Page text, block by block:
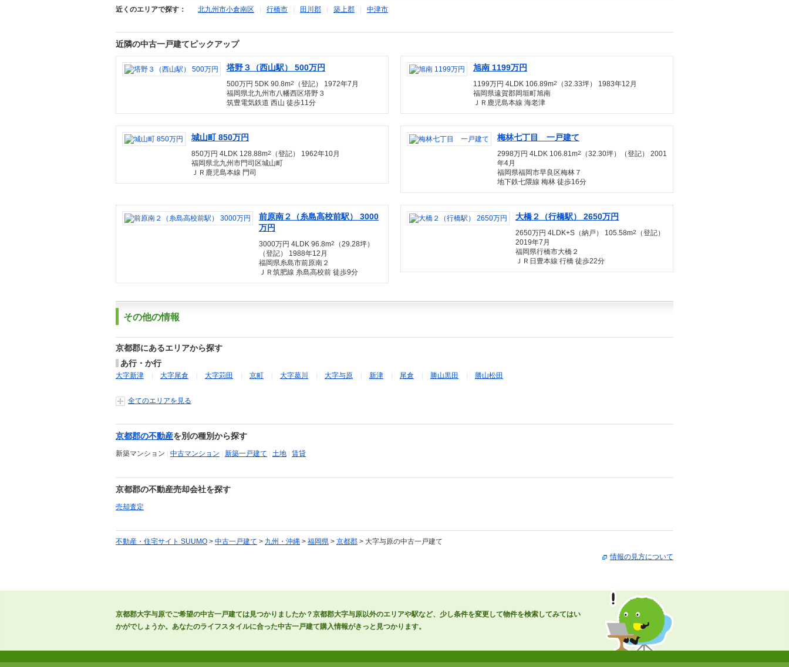
近くのエリアで探す： 北九州市小倉南区 行橋市 田川郡 築上郡 中津市
近隣の中古一戸建てピックアップ
塔野３（西山駅） 500万円
500万円 5DK 90.8m2
（登記） 1972年7月
福岡県北九州市八幡西区塔野３
筑豊電気鉄道 西山 徒歩11分
旭南 1199万円
1199万円 4LDK 106.89m2
（32.33坪） 1983年12月
福岡県遠賀郡岡垣町旭南
ＪＲ鹿児島本線 海老津
城山町 850万円
850万円 4LDK 128.88m2
（登記） 1962年10月
福岡県北九州市門司区城山町
ＪＲ鹿児島本線 門司
梅林七丁目 一戸建て
2998万円 4LDK 106.81m2
（32.30坪）（登記） 2001
年4月
福岡県福岡市早良区梅林７
地下鉄七隈線 梅林 徒歩16分
前原南２（糸島高校前駅） 3000
万円
3000万円 4LDK 96.8m2
（29.28坪）
（登記） 1988年12月
福岡県糸島市前原南２
ＪＲ筑肥線 糸島高校前 徒歩9分
大橋２（行橋駅） 2650万円
2650万円 4LDK+S（納戸） 105.58m2
（登記）
2019年7月
福岡県行橋市大橋２
ＪＲ日豊本線 行橋 徒歩22分
その他の情報
京都郡にあるエリアから探す
あ行・か行
大字新津 大字尾倉 大字苅田 京町 大字葛川 大字与原 新津 尾倉 勝山黒田 勝山松田
全てのエリアを見る
京都郡の不動産を別の種別から探す
新築マンション 中古マンション 新築一戸建て 土地 賃貸
京都郡の不動産売却会社を探す
売却査定
不動産・住宅サイト SUUMO > 中古一戸建て > 九州・沖縄 > 福岡県 > 京都郡 > 大字与原の中古一戸建て
情報の見方について
京都郡大字与原でご希望の中古一戸建ては見つかりましたか？京都郡大字与原以外のエリアや駅など、少し条件を変更して物件を検索してみてはい
かがでしょうか。あなたのライフスタイルに合った中古一戸建て購入情報がきっと見つかります。